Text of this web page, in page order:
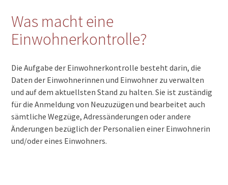
Was macht eine
Einwohnerkontrolle?
Die Aufgabe der Einwohnerkontrolle besteht darin, die
Daten der Einwohnerinnen und Einwohner zu verwalten
und auf dem aktuellsten Stand zu halten. Sie ist zuständig
für die Anmeldung von Neuzuzügen und bearbeitet auch
sämtliche Wegzüge, Adressänderungen oder andere
Änderungen bezüglich der Personalien einer Einwohnerin
und/oder eines Einwohners.